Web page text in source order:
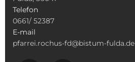
Telefon
0661/ 52387
E-mail
pfarrei.rochus-fd@bistum-fulda.de